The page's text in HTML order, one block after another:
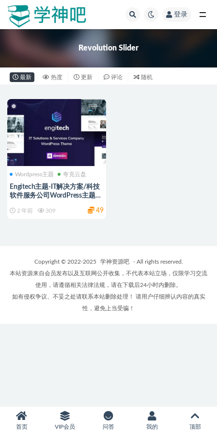
登录
Revolution Slider
最新 热度 更新 评论 随机
Wordpress主题 夸克云盘
Engitech主题-IT解决方案/科技
软件服务公司WordPress主题激
2 年前 309 49
Copyright © 2022-2025 学神资源吧
- All rights reserved.
本站资源来自会员发布以及互联网公开收集，不代表本站立场，仅限学习交流
使用，请遵循相关法律法规，请在下载后24小时内删除。
如有侵权争议、不妥之处请联系本站删除处理！ 请用户仔细辨认内容的真实
性，避免上当受骗！
首页 VIP会员 问答 我的 顶部